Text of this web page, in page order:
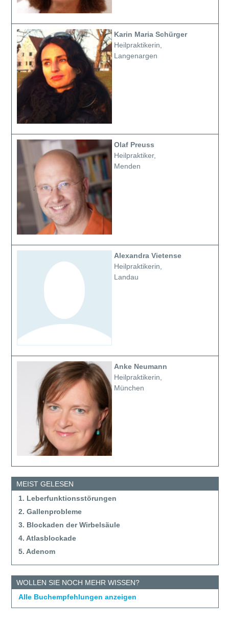
Karin Maria Schürger
Heilpraktikerin,
Langenargen
Olaf Preuss
Heilpraktiker,
Menden
Alexandra Vietense
Heilpraktikerin,
Landau
Anke Neumann
Heilpraktikerin,
München
MEIST GELESEN
1. Leberfunktionsstörungen
2. Gallenprobleme
3. Blockaden der Wirbelsäule
4. Atlasblockade
5. Adenom
WOLLEN SIE NOCH MEHR WISSEN?
Alle Buchempfehlungen anzeigen